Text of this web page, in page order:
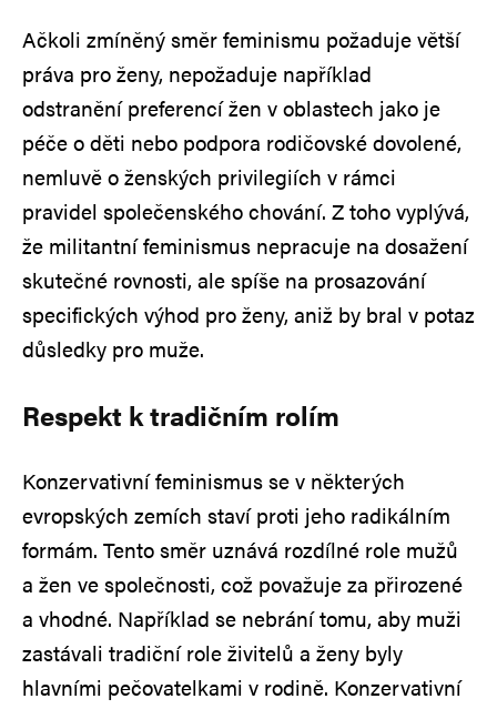
Ačkoli zmíněný směr feminismu požaduje větší
práva pro ženy, nepožaduje například
odstranění preferencí žen v oblastech jako je
péče o děti nebo podpora rodičovské dovolené,
nemluvě o ženských privilegiích v rámci
pravidel společenského chování. Z toho vyplývá,
že militantní feminismus nepracuje na dosažení
skutečné rovnosti, ale spíše na prosazování
specifických výhod pro ženy, aniž by bral v potaz
důsledky pro muže.
Respekt k tradičním rolím
Konzervativní feminismus se v některých
evropských zemích staví proti jeho radikálním
formám. Tento směr uznává rozdílné role mužů
a žen ve společnosti, což považuje za přirozené
a vhodné. Například se nebrání tomu, aby muži
zastávali tradiční role živitelů a ženy byly
hlavními pečovatelkami v rodině. Konzervativní